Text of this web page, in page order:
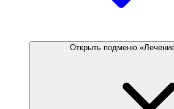
Открыть подменю